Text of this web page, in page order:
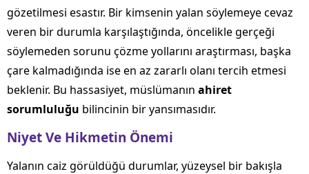
gözetilmesi esastır. Bir kimsenin yalan söylemeye cevaz
veren bir durumla karşılaştığında, öncelikle gerçeği
söylemeden sorunu çözme yollarını araştırması, başka
çare kalmadığında ise en az zararlı olanı tercih etmesi
beklenir. Bu hassasiyet, müslümanın ahiret
sorumluluğu bilincinin bir yansımasıdır.
Niyet Ve Hikmetin Önemi
Yalanın caiz görüldüğü durumlar, yüzeysel bir bakışla